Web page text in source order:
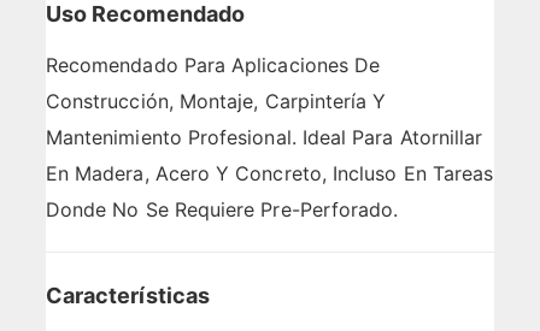
Uso Recomendado
Recomendado Para Aplicaciones De
Construcción, Montaje, Carpintería Y
Mantenimiento Profesional. Ideal Para Atornillar
En Madera, Acero Y Concreto, Incluso En Tareas
Donde No Se Requiere Pre-Perforado.
Características